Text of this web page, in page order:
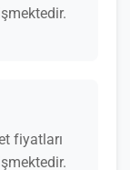
fiyatları